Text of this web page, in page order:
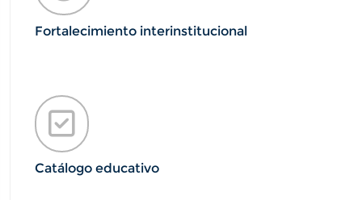
Fortalecimiento interinstitucional
Catálogo educativo